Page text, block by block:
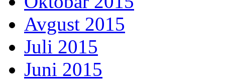
Avgust 2015
Juli 2015
Juni 2015